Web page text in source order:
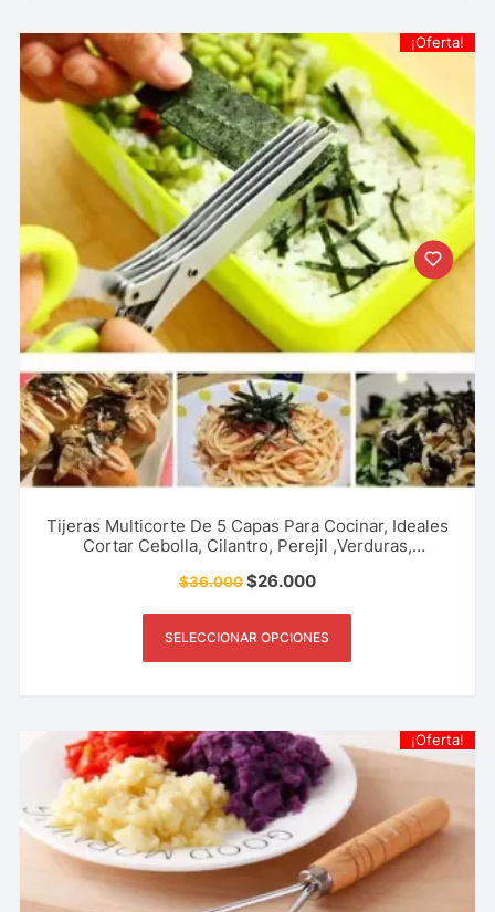
¡Oferta!
Tijeras Multicorte De 5 Capas Para Cocinar, Ideales
Cortar Cebolla, Cilantro, Perejil ,Verduras,
Más.
$36.000$26.000
SELECCIONAR OPCIONES
¡Oferta!